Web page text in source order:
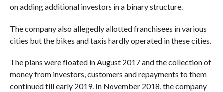
on adding additional investors in a binary structure.
The company also allegedly allotted franchisees in various
cities but the bikes and taxis hardly operated in these cities.
The plans were floated in August 2017 and the collection of
money from investors, customers and repayments to them
continued till early 2019. In November 2018, the company